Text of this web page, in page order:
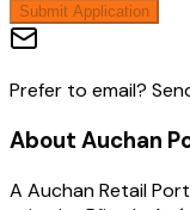
Submit Application
Prefer to email?
About Auchan
A Auchan Retail